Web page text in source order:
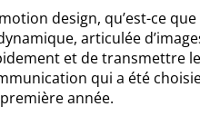
design, qu’est-ce
articulée
et de transmettre
qui a été
année.